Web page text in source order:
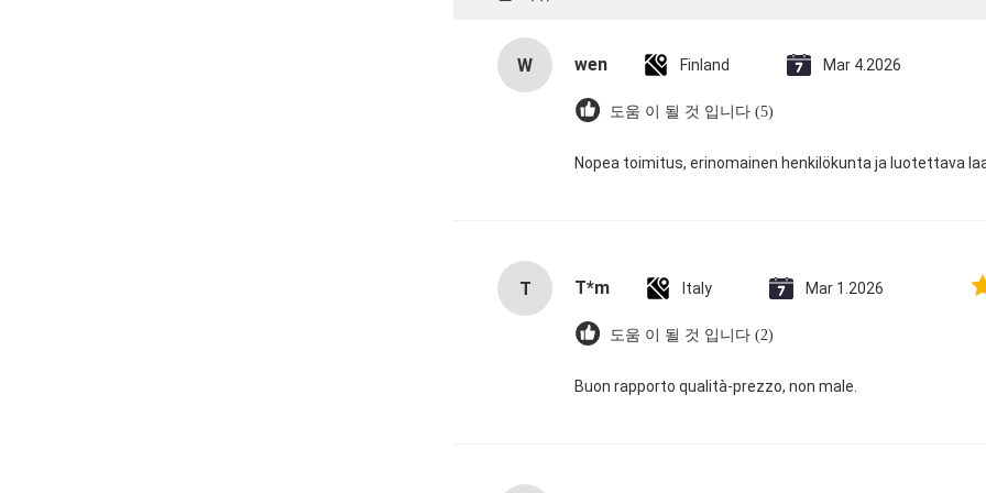
W wen Finland Mar 4.2026
도움 이 될 것 입니다 (5)
Nopea toimitus, erinomainen henkilökunta ja luotettava
T T*m Italy Mar 1.2026
도움 이 될 것 입니다 (2)
Buon rapporto qualità-prezzo, non male.